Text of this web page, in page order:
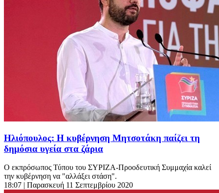
Ηλιόπουλος: Η κυβέρνηση Μητσοτάκη παίζει τη
δημόσια υγεία στα ζάρια
Ο εκπρόσωπος Τύπου του ΣΥΡΙΖΑ-Προοδευτική Συμμαχία καλεί
την κυβέρνηση να "αλλάξει στάση".
18:07 | Παρασκευή 11 Σεπτεμβρίου 2020